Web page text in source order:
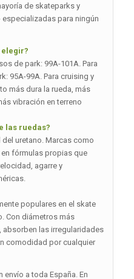
de skateparks y
para ningún
elegir?
de park: 99A-101A. Para
95A-99A. Para cruising y
más dura la rueda, más
vibración en terreno
las ruedas?
uretano. Marcas como
en fórmulas propias que
agarre y
populares en el skate
Con diámetros más
absorben las irregularidades
comodidad por cualquier
envío a toda España. En